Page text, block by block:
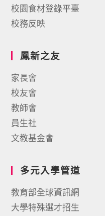
校園食材登錄平臺
校務反映
鳳新之友
家長會
校友會
教師會
員生社
文教基金會
多元入學管道
教育部全球資訊網
大學特殊選才招生